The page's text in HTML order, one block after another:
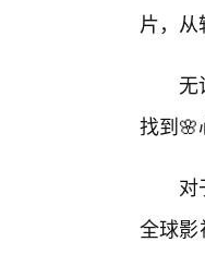
片，
无
找到🌸
对
全球